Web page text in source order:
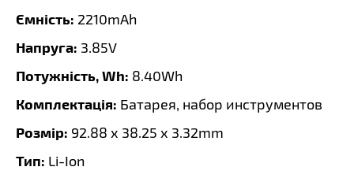
Ємність: 2210mAh
Напруга: 3.85V
Потужність, Wh: 8.40Wh
Комплектація: Батарея, набор инструментов
Розмір: 92.88 x 38.25 x 3.32mm
Тип: Li-Ion